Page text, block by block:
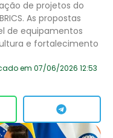
de projetos do
As propostas
de equipamentos
e fortalecimento
em 07/06/2026 12:53